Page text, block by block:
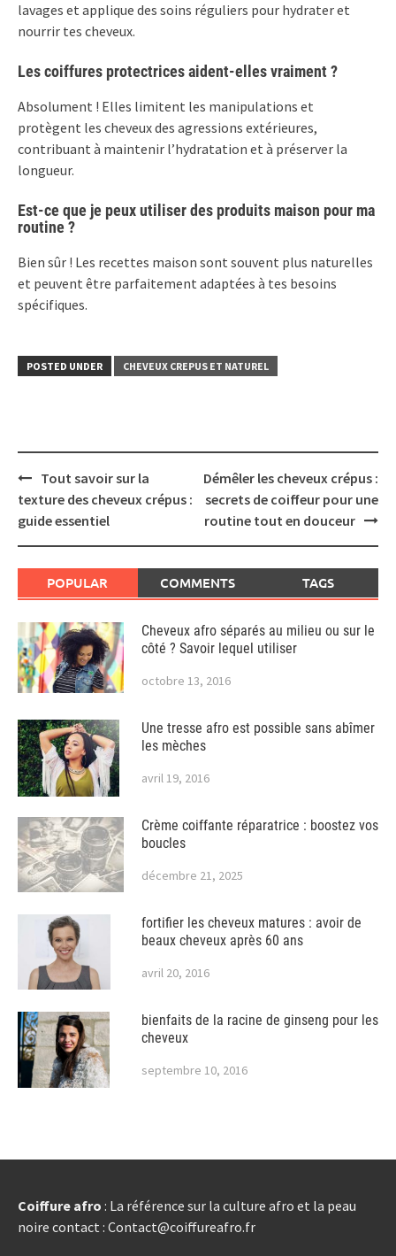
lavages et applique des soins réguliers pour hydrater et
nourrir tes cheveux.
Les coiffures protectrices aident-elles vraiment ?
Absolument ! Elles limitent les manipulations et
protègent les cheveux des agressions extérieures,
contribuant à maintenir l’hydratation et à préserver la
longueur.
Est-ce que je peux utiliser des produits maison pour ma
routine ?
Bien sûr ! Les recettes maison sont souvent plus naturelles
et peuvent être parfaitement adaptées à tes besoins
spécifiques.
POSTED UNDER CHEVEUX CREPUS ET NATUREL
Post
navigation
Tout savoir sur la
texture des cheveux crépus :
guide essentiel
Démêler les cheveux crépus :
secrets de coiffeur pour une
routine tout en douceur
POPULAR COMMENTS TAGS
Cheveux afro séparés au milieu ou sur le
côté ? Savoir lequel utiliser
octobre 13, 2016
Une tresse afro est possible sans abîmer
les mèches
avril 19, 2016
Crème coiffante réparatrice : boostez vos
boucles
décembre 21, 2025
fortifier les cheveux matures : avoir de
beaux cheveux après 60 ans
avril 20, 2016
bienfaits de la racine de ginseng pour les
cheveux
septembre 10, 2016
Coiffure afro : La référence sur la culture afro et la peau
noire contact : Contact@coiffureafro.fr